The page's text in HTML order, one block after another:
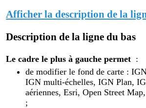
Afficher la description de la
Description de la ligne du bas
Le cadre le plus à gauche permet :
de modifier le fond de carte :
IGN multi-échelles, IGN Plan,
aériennes, Esri, Open Street
;